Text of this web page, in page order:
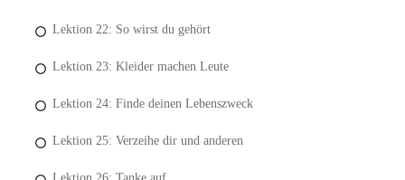
Lektion 22: So wirst du gehört
Lektion 23: Kleider machen Leute
Lektion 24: Finde deinen Lebenszweck
Lektion 25: Verzeihe dir und anderen